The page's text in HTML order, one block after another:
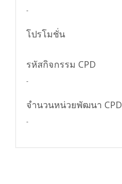
-
โปรโมชั่น
รหัสกิจกรรม CPD
-
จำนวนหน่วยพัฒนา CPD
-